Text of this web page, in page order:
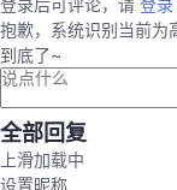
登录后可评论，请 登录
抱歉，系统识别当前为
到底了~
全部回复
上滑加载中
设置昵称